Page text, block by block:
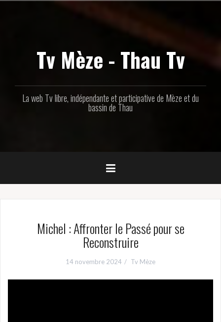
Tv Mèze - Thau Tv
La web Tv libre, indépendante et participative de Mèze et du
bassin de Thau
Michel : Affronter le Passé pour se
Reconstruire
14 novembre 2024 Tv Mèze